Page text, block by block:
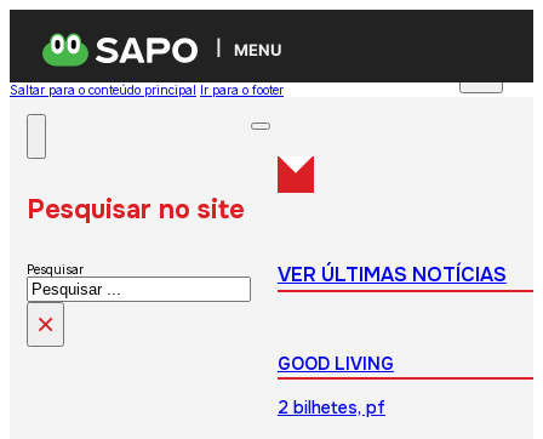
MENU
Saltar para o conteúdo principal Ir para o footer
Pesquisar no site
Pesquisar
×
VER ÚLTIMAS NOTÍCIAS
GOOD LIVING
2 bilhetes, pf